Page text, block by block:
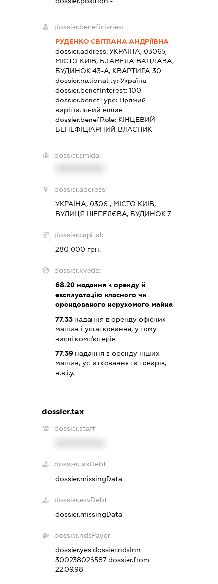
dossier.beneficiaries:
РУДЕНКО СВІТЛАНА АНДРІЇВНА
dossier.address:УКРАЇНА, 03065,
МІСТО КИЇВ, Б.ГАВЕЛА ВАЦЛАВА,
БУДИНОК 43-А, КВАРТИРА 30
dossier.nationality:Україна
dossier.benefInterest:100
dossier.benefType: Прямий
вирішальний вплив
dossier.benefRole: КІНЦЕВИЙ
БЕНЕФІЦІАРНИЙ ВЛАСНИК
dossier.smida:
dossier.address:
УКРАЇНА, 03061, МІСТО КИЇВ,
ВУЛИЦЯ ШЕПЕЛЄВА, БУДИНОК 7
dossier.capital:
280 000 грн.
dossier.kveds:
68.20 надання в оренду й
експлуатацію власного чи
орендованого нерухомого майна
77.33 надання в оренду офісних
машин і устатковання, у тому
числі комп'ютерів
77.39 надання в оренду інших
машин, устатковання та товарів,
н.в.і.у.
dossier.tax
dossier.staff
dossier.taxDebt
dossier.missingData
dossier.esvDebt
dossier.missingData
dossier.ndsPayer
dossier.yesdossier.ndsInn
300238026587dossier.from
22.09.98